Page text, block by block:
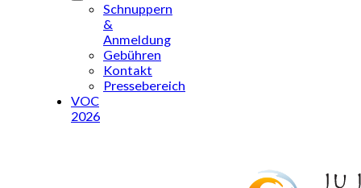
Schnuppern
&
Anmeldung
Gebühren
Kontakt
Pressebereich
VOC
2026